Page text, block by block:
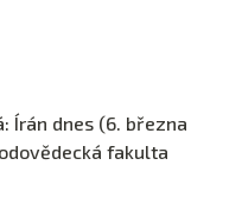
Írán dnes (6. března
fakulta